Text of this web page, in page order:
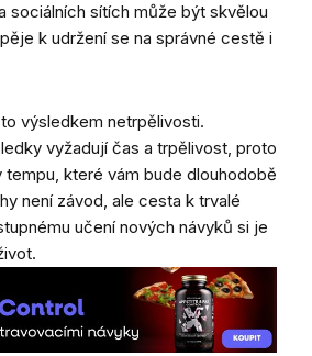
sociálních sítích může být skvělou
k udržení se na správné cestě i
výsledkem netrpělivosti.
vyžadují čas a trpělivost, proto
které vám bude dlouhodobě
není závod, ale cesta k trvalé
učení nových návyků si je